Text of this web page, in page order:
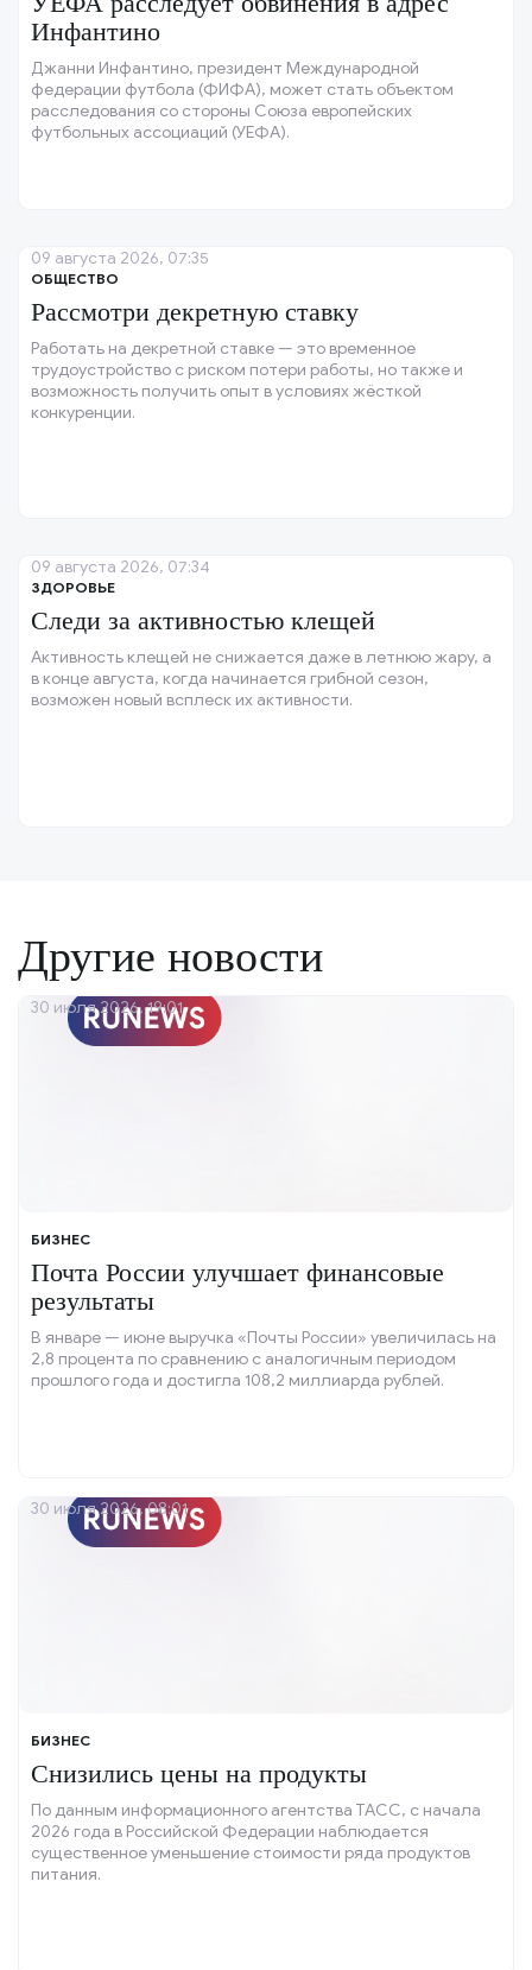
Инфантино
Джанни Инфантино, президент Международной
федерации футбола (ФИФА), может стать объектом
расследования со стороны Союза европейских
футбольных ассоциаций (УЕФА).
ОБЩЕСТВО
Рассмотри декретную ставку
Работать на декретной ставке — это временное
трудоустройство с риском потери работы, но также и
возможность получить опыт в условиях жёсткой
конкуренции.
09 августа 2026, 07:35
ЗДОРОВЬЕ
Следи за активностью клещей
Активность клещей не снижается даже в летнюю жару, а
в конце августа, когда начинается грибной сезон,
возможен новый всплеск их активности.
09 августа 2026, 07:34
Другие новости
БИЗНЕС
Почта России улучшает финансовые
результаты
В январе — июне выручка «Почты России» увеличилась на
2,8 процента по сравнению с аналогичным периодом
прошлого года и достигла 108,2 миллиарда рублей.
30 июля 2026, 19:01
БИЗНЕС
Снизились цены на продукты
По данным информационного агентства ТАСС, с начала
2026 года в Российской Федерации наблюдается
существенное уменьшение стоимости ряда продуктов
питания.
30 июля 2026, 08:01